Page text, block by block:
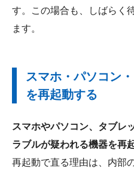
す。この場合も、しばらく
ます。
スマホ・パソコン
を再起動する
スマホやパソコン、タブレ
ラブルが疑われる機器を再
再起動で直る理由は、内部